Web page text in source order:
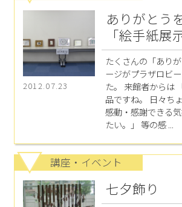
2012.07.23
ありがとう
「絵手紙展
たくさんの「あり
ージがプラザロビ
た。 来館者からは
品ですね。 日々ち
感動・感謝できる
たい。」 等の感 ...
講座・イベント
七夕飾り